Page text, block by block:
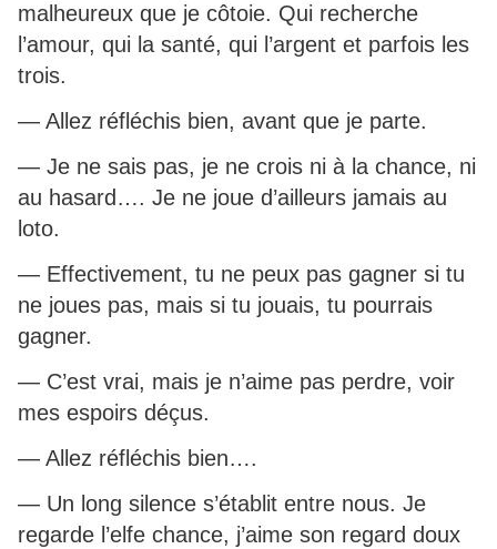
malheureux que je côtoie. Qui recherche
l’amour, qui la santé, qui l’argent et parfois les
trois.
— Allez réfléchis bien, avant que je parte.
— Je ne sais pas, je ne crois ni à la chance, ni
au hasard…. Je ne joue d’ailleurs jamais au
loto.
— Effectivement, tu ne peux pas gagner si tu
ne joues pas, mais si tu jouais, tu pourrais
gagner.
— C’est vrai, mais je n’aime pas perdre, voir
mes espoirs déçus.
— Allez réfléchis bien….
— Un long silence s’établit entre nous. Je
regarde l’elfe chance, j’aime son regard doux